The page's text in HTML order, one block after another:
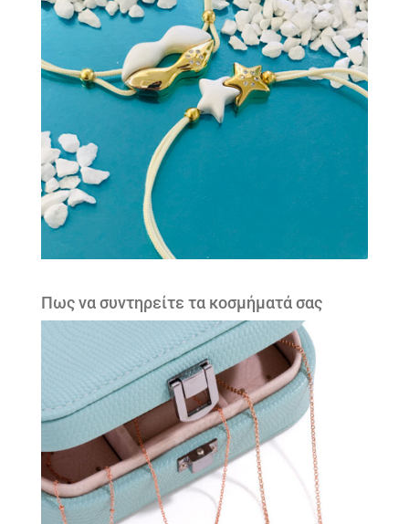
Πως να συντηρείτε τα κοσμήματά σας